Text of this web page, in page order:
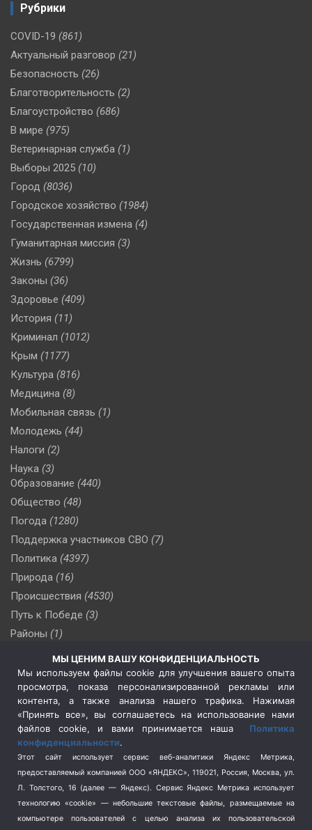
Рубрики
COVID-19 (861)
Актуальный разговор (21)
Безопасность (26)
Благотворительность (2)
Благоустройство (686)
В мире (975)
Ветеринарная служба (1)
Выборы 2025 (10)
Город (8036)
Городское хозяйство (1984)
Государственная измена (4)
Гуманитарная миссия (3)
Жизнь (6799)
Законы (36)
Здоровье (409)
История (11)
Криминал (1012)
Крым (1177)
Культура (816)
Медицина (8)
Мобильная связь (1)
Молодежь (44)
Налоги (2)
Наука (3)
Образование (440)
Общество (48)
Погода (1280)
Поддержка участников СВО (7)
Политика (4397)
Природа (16)
Происшествия (4530)
Путь к Победе (3)
Районы (1)
(510)
Сельское хозяйство (3)
Социальная политика
(3)
Спецоперация в Украине
Спецоперация на Украине
(404)
Спорт (740)
Терроризм (1)
Транспорт (262)
Туризм (178)
МЫ ЦЕНИМ ВАШУ КОНФИДЕНЦИАЛЬНОСТЬ
Мы используем файлы cookie для улучшения вашего опыта
просмотра, показа персонализированной рекламы или
контента, а также анализа нашего трафика. Нажимая
«Принять все», вы соглашаетесь на использование нами
файлов cookie, и вами принимается наша Политика
конфиденциальности.
Этот сайт использует сервис веб-аналитики Яндекс Метрика,
предоставляемый компанией ООО «ЯНДЕКС», 119021, Россия, Москва, ул.
Л. Толстого, 16 (далее — Яндекс). Сервис Яндекс Метрика использует
технологию «cookie» — небольшие текстовые файлы, размещаемые на
компьютере пользователей с целью анализа их пользовательской